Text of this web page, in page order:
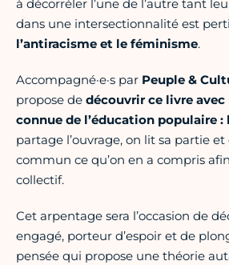
à décorréler l’une de l’autre tant
dans une intersectionnalité est
l’antiracisme et le féminisme.
Accompagné·e·s par Peuple &
propose de découvrir ce livre
connue de l’éducation populaire :
partage l’ouvrage, on lit sa partie
commun ce qu’on en a compris
collectif.
Cet arpentage sera l’occasion de
engagé, porteur d’espoir et de
pensée qui propose une théorie